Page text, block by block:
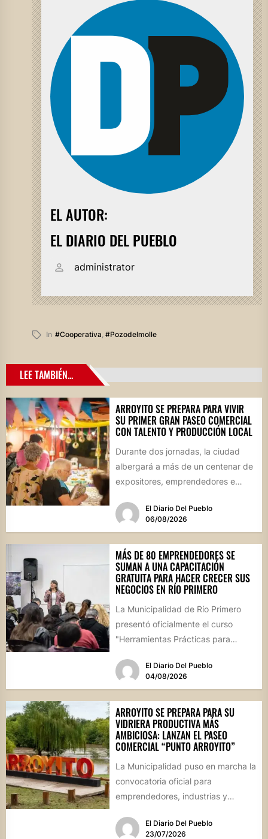
EL AUTOR:
EL DIARIO DEL PUEBLO
administrator
In #cooperativa #pozodelmolle
LEE TAMBIÉN...
ARROYITO SE PREPARA PARA VIVIR
SU PRIMER GRAN PASEO COMERCIAL
CON TALENTO Y PRODUCCIÓN LOCAL
Durante dos jornadas, la ciudad
albergará a más de un centenar de
expositores, emprendedores e
El Diario Del Pueblo
06/08/2026
MÁS DE 80 EMPRENDEDORES SE
SUMAN A UNA CAPACITACIÓN
GRATUITA PARA HACER CRECER SUS
NEGOCIOS EN RÍO PRIMERO
La Municipalidad de Río Primero
presentó oficialmente el curso
"Herramientas Prácticas para
destinada a emprendedores,...
El Diario Del Pueblo
04/08/2026
ARROYITO SE PREPARA PARA SU
VIDRIERA PRODUCTIVA MÁS
AMBICIOSA: LANZAN EL PASEO
COMERCIAL “PUNTO ARROYITO”
La Municipalidad puso en marcha la
convocatoria oficial para
emprendedores, industrias y
de este gran encuentro...
El Diario Del Pueblo
23/07/2026